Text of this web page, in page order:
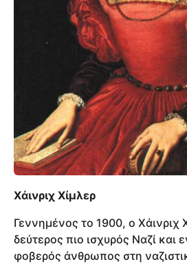
Χάινριχ Χίμλερ
Γεννημένος το 1900, ο Χάινριχ
δεύτερος πιο ισχυρός Ναζί και
φοβερός άνθρωπος στη